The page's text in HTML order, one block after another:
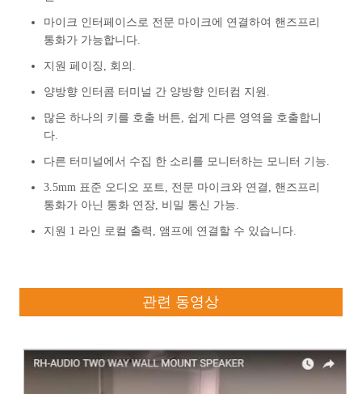
마이크 인터페이스로 전문 마이크에 연결하여 핸즈프리
통화가 가능합니다.
지원 페이징, 회의.
양방향 인터콤 터미널 간 양방향 인터컴 지원.
많은 하나의 키를 호출 버튼, 쉽게 다른 영역을 호출합니
다.
다른 터미널에서 수집 한 소리를 모니터하는 모니터 기능.
3.5mm 표준 오디오 포트, 전문 마이크와 연결, 핸즈프리
통화가 아닌 통화 연장, 비밀 통신 가능.
지원 1 라인 로컬 출력, 앰프에 연결할 수 있습니다.
관련 동영상